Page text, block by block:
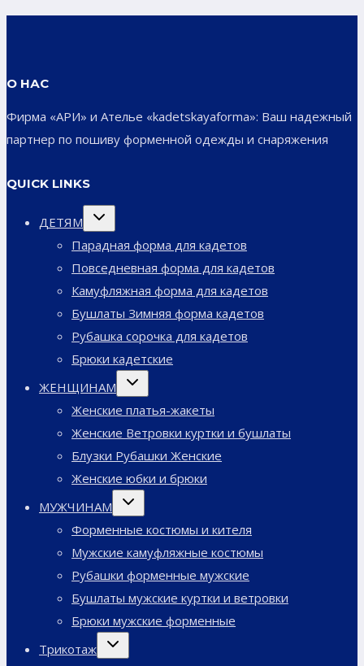
О НАС
Фирма «АРИ» и Ателье «kadetskayaforma»: Ваш надежный
партнер по пошиву форменной одежды и снаряжения
QUICK LINKS
ДЕТЯМ
Переключить
дочернее
Парадная форма для кадетов
Повседневная форма для кадетов
Камуфляжная форма для кадетов
Бушлаты Зимняя форма кадетов
Рубашка сорочка для кадетов
Брюки кадетские
ЖЕНЩИНАМ
Переключить
дочернее
Женские платья-жакеты
Женские Ветровки куртки и бушлаты
Блузки Рубашки Женские
Женские юбки и брюки
МУЖЧИНАМ
Переключить
дочернее
Форменные костюмы и кителя
Мужские камуфляжные костюмы
Рубашки форменные мужские
Бушлаты мужские куртки и ветровки
Брюки мужские форменные
Трикотаж
Переключить
дочернее